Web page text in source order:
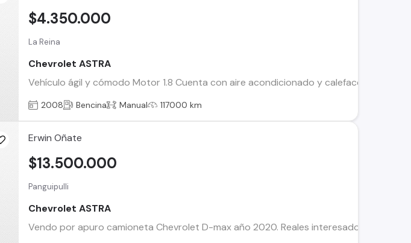
La Reina
Chevrolet ASTRA
Vehículo ágil y cómodo Motor 1.8 Cuenta con aire acondicionado y calefacción
$4.350.000
2008 Bencina Manual 117000 km
Erwin Oñate
Panguipulli
Chevrolet ASTRA
Vendo por apuro camioneta Chevrolet D-max año 2020. Reales interesados
$13.500.000